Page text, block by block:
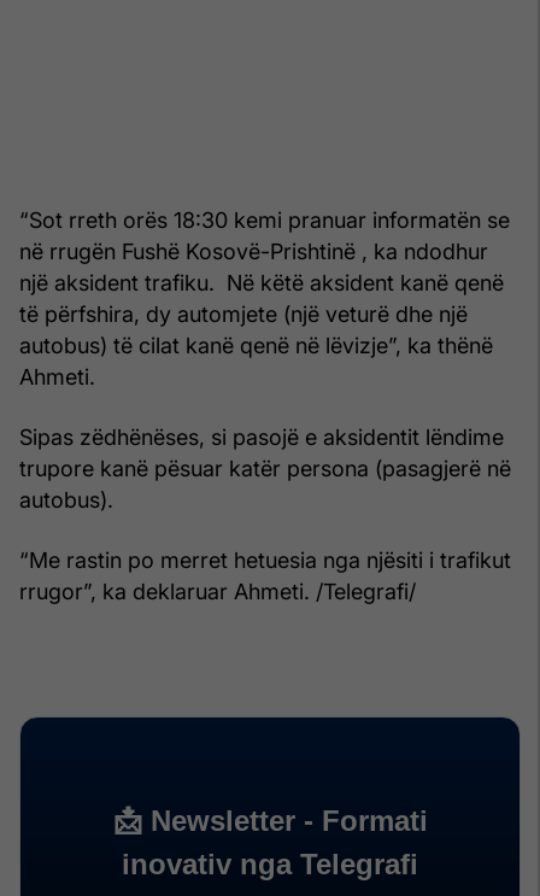
“Sot rreth orës 18:30 kemi pranuar informatën se
në rrugën Fushë Kosovë-Prishtinë , ka ndodhur
një aksident trafiku. Në këtë aksident kanë qenë
të përfshira, dy automjete (një veturë dhe një
autobus) të cilat kanë qenë në lëvizje”, ka thënë
Ahmeti.
Sipas zëdhënëses, si pasojë e aksidentit lëndime
trupore kanë pësuar katër persona (pasagjerë në
autobus).
“Me rastin po merret hetuesia nga njësiti i trafikut
rrugor”, ka deklaruar Ahmeti. /Telegrafi/